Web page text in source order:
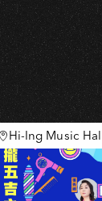
Hi-Ing Music